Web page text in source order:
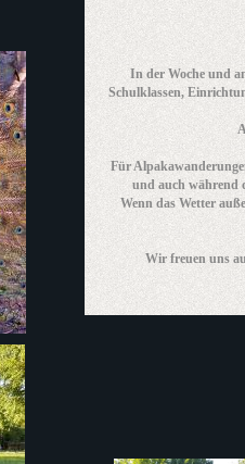
In der Woche und
Schulklassen,
Für
und auch während
Wenn das Wetter
Wir freuen uns